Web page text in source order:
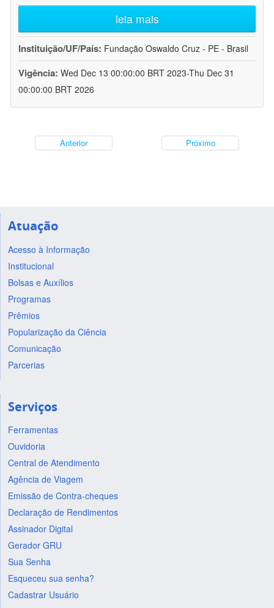
leia mais
Instituição/UF/País: Fundação Oswaldo Cruz - PE - Brasil
Vigência: Wed Dec 13 00:00:00 BRT 2023-Thu Dec 31
00:00:00 BRT 2026
Anterior Próximo
Atuação
Acesso à Informação
Institucional
Bolsas e Auxílios
Programas
Prêmios
Popularização da Ciência
Comunicação
Parcerias
Serviços
Ferramentas
Ouvidoria
Central de Atendimento
Agência de Viagem
Emissão de Contra-cheques
Declaração de Rendimentos
Assinador Digital
Gerador GRU
Sua Senha
Esqueceu sua senha?
Cadastrar Usuário